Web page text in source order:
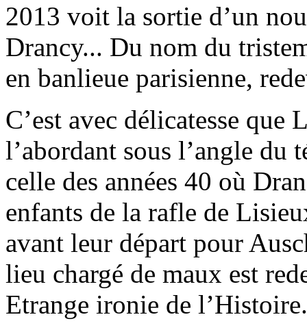
2013 voit la sortie d’un
Drancy... Du nom du
en banlieue parisienne,
C’est avec délicatesse que
l’abordant sous l’angle du
celle des années 40 où
enfants de la rafle de
avant leur départ pour
lieu chargé de maux est
Etrange ironie de